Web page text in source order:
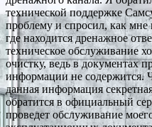
технической поддержке
проблему и спросил, как
где находится дренажное
техническое обслуживание
очистку, ведь в документах
информации не содержится.
данная информация
обратится в официальный
проведет обслуживание